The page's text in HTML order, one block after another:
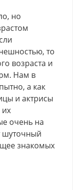
но
то
возраста и
Нам в
а как
и актрисы
очень на
шуточный
знакомых